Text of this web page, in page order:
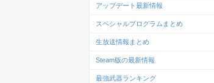
アップデート最新情報
スペシャルプログラムまとめ
生放送情報まとめ
Steam版の最新情報
最強武器ランキング